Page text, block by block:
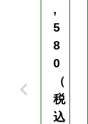
,
5
8
0
（
税
込